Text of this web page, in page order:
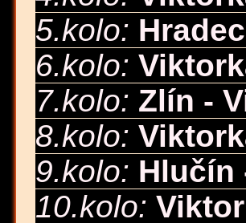
5.kolo:
6.kolo:
7.kolo: Zlín -
8.kolo:
9.kolo: Hlučín
10.kolo: